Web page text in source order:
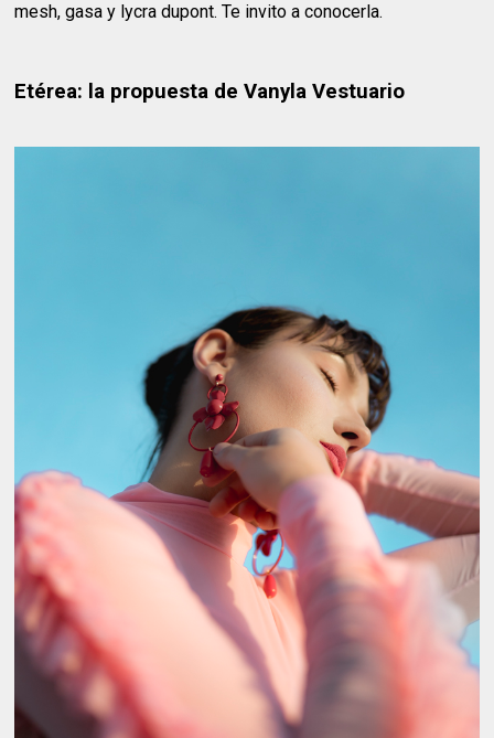
mesh, gasa y lycra dupont. Te invito a conocerla.
Etérea: la propuesta de Vanyla Vestuario